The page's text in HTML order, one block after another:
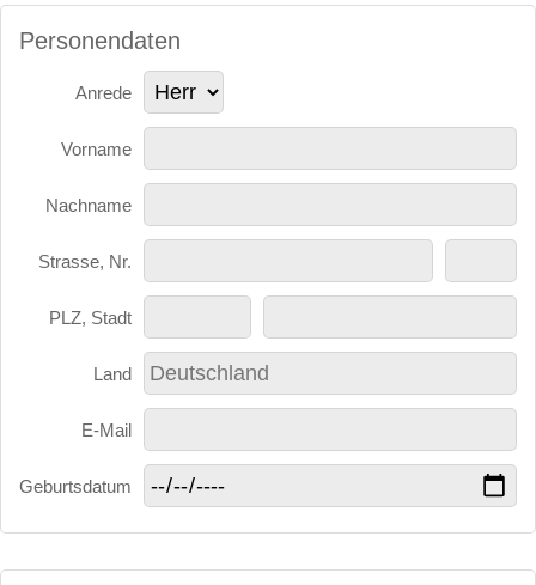
Personendaten
Anrede
Vorname
Nachname
Strasse, Nr.
PLZ, Stadt
Land
E-Mail
Geburtsdatum